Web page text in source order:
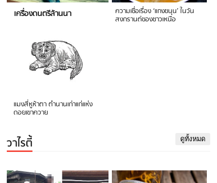
เครื่องดนตรีล้านนา ความเชื่อเรื่อง ‘แกงขนุน’ ในวัน
สงกรานต์ของชาวเหนือ
แมงสี่หูห้าตา ตำนานเก่าแก่แห่ง
ดอยเขาควาย
วาไรตี้ ดูทั้งหมด